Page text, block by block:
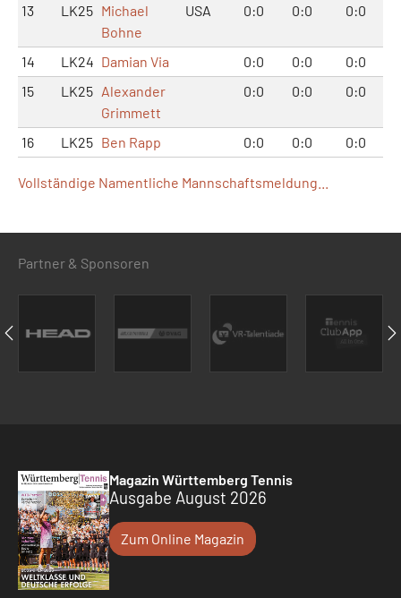
13 LK25 Michael
Bohne
USA 0:0 0:0 0:0
14 LK24 Damian Via 0:0 0:0
0:0
15
LK25 Alexander
Grimmett
0:0 0:0 0:0
16 LK25 Ben Rapp 0:0 0:0 0:0
Vollständige Namentliche Mannschaftsmeldung...
Partner & Sponsoren
Magazin Württemberg Tennis
Ausgabe August 2026
Zum Online Magazin